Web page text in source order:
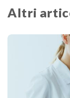
Altri